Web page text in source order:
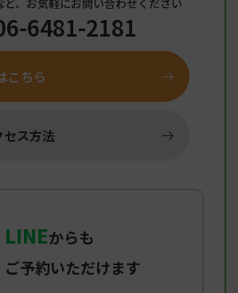
ど、お気軽にお問い合わせください
6481-2181
こちら
ス方法
LINEからも
ご予約いただけます